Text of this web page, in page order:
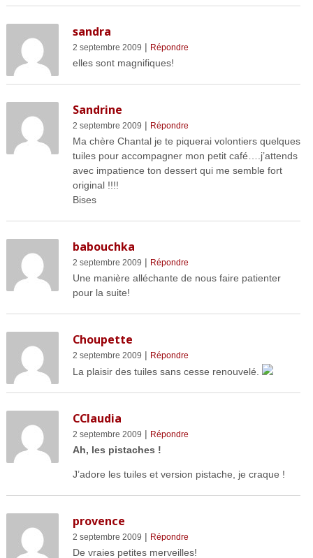
sandra
2 septembre 2009 | Répondre
elles sont magnifiques!
Sandrine
2 septembre 2009 | Répondre
Ma chère Chantal je te piquerai volontiers quelques
tuiles pour accompagner mon petit café….j’attends
avec impatience ton dessert qui me semble fort
original !!!!
Bises
babouchka
2 septembre 2009 | Répondre
Une manière alléchante de nous faire patienter
pour la suite!
Choupette
2 septembre 2009 | Répondre
La plaisir des tuiles sans cesse renouvelé.
CClaudia
2 septembre 2009 | Répondre
Ah, les pistaches !
J’adore les tuiles et version pistache, je craque !
provence
2 septembre 2009 | Répondre
De vraies petites merveilles!